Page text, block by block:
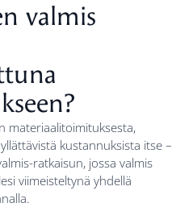
valmis
materiaalitoimituksesta,
kustannuksista itse –
ratkaisun, jossa valmis
viimeisteltynä yhdellä